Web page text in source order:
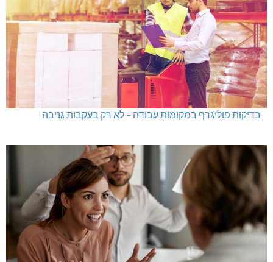
בדיקות פוליגרף במקומות עבודה – לא רק בעקבות גניבה